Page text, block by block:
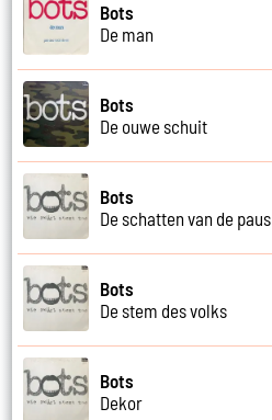
Bots
De man
Bots
De ouwe schuit
Bots
De schatten van de paus
Bots
De stem des volks
Bots
Dekor